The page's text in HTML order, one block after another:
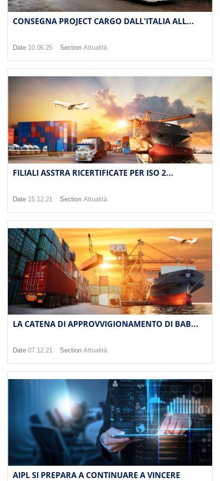
CONSEGNA PROJECT CARGO DALL'ITALIA ALL...
Date 10.06.25 Section Attualità
FILIALI ASSTRA RICERTIFICATE PER ISO 2...
Date 15.12.21 Section Attualità
LA CATENA DI APPROVVIGIONAMENTO DI BAB...
Date 07.12.21 Section Attualità
AIPL SI PREPARA A CONTINUARE A VINCERE